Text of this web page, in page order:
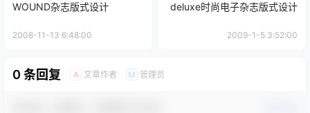
WOUND杂志版式设计
2008-11-13 6:48:00
deluxe时尚电子杂志版式设计
2009-1-5 3:52:00
0 条回复 A 文章作者 M 管理员